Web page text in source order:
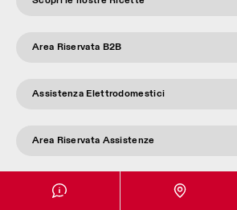
Area Riservata B2B
Assistenza Elettrodomestici
Area Riservata Assistenze